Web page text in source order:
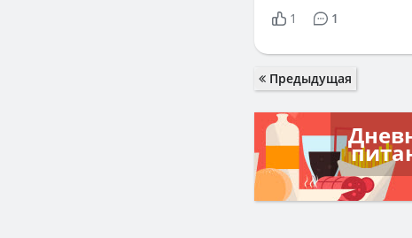
1 1
Предыдущая